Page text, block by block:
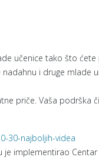
učenice tako što
i druge mlade
priče. Vaša podrška
30-najboljih-videa
je implementirao